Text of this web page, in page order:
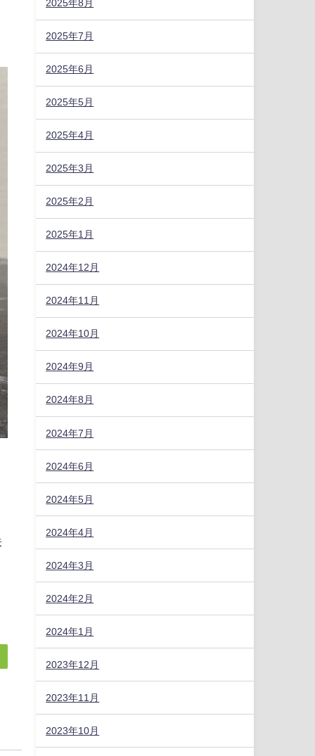
2025年8月
2025年7月
2025年6月
2025年5月
2025年4月
2025年3月
2025年2月
2025年1月
2024年12月
2024年11月
2024年10月
2024年9月
2024年8月
2024年7月
2024年6月
2024年5月
2024年4月
2024年3月
2024年2月
2024年1月
2023年12月
2023年11月
2023年10月